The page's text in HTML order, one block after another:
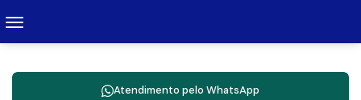
Atendimento pelo WhatsApp